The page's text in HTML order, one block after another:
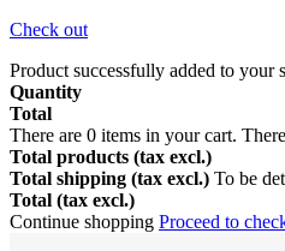
Check out
Product successfully added to your
Quantity
Total
There are 0 items in your cart.
Total products (tax excl.)
Total shipping (tax excl.) To be
Total (tax excl.)
Continue shopping Proceed to